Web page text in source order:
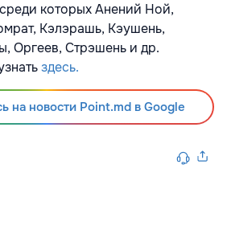
которых Анений Ной,
Кэлэрашь, Кэушень,
Оргеев, Стрэшень и др.
здесь.
на новости Point.md в Google